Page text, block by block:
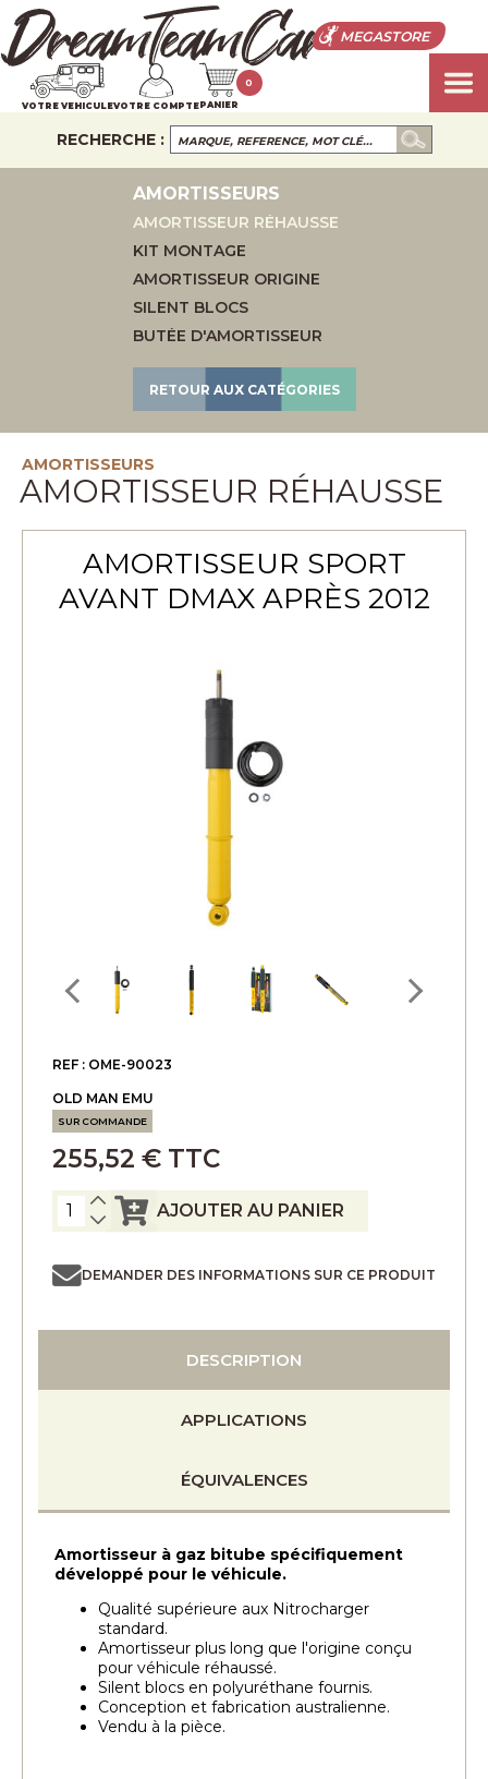
MEGASTORE
VOTRE VEHICULEVOTRE COMPTEPANIER
0
RECHERCHE :
AMORTISSEURS
AMORTISSEUR RÉHAUSSE
KIT MONTAGE
AMORTISSEUR ORIGINE
SILENT BLOCS
BUTÉE D'AMORTISSEUR
RETOUR AUX CATÉGORIES
AMORTISSEURS
AMORTISSEUR RÉHAUSSE
AMORTISSEUR SPORT
AVANT DMAX APRÈS 2012
REF : OME-90023
OLD MAN EMU
SUR COMMANDE
255,52 € TTC
AJOUTER AU PANIER
DEMANDER DES INFORMATIONS SUR CE PRODUIT
DESCRIPTION
APPLICATIONS
ÉQUIVALENCES
Amortisseur à gaz bitube spécifiquement
développé pour le véhicule.
Qualité supérieure aux Nitrocharger
standard.
Amortisseur plus long que l'origine conçu
pour véhicule réhaussé.
Silent blocs en polyuréthane fournis.
Conception et fabrication australienne.
Vendu à la pièce.